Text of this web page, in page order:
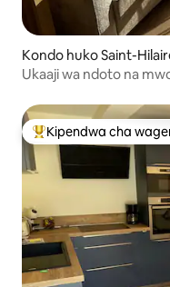
Kondo huko Saint-
Ukaaji wa ndoto na
Kipendwa maarufu
Kipendwa cha